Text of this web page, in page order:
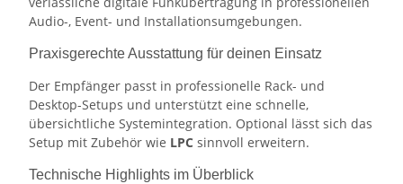
Audio-, Event- und Installationsumgebungen.
Praxisgerechte Ausstattung für deinen Einsatz
Der Empfänger passt in professionelle Rack- und
Desktop-Setups und unterstützt eine schnelle,
übersichtliche Systemintegration. Optional lässt sich das
Setup mit Zubehör wie LPC sinnvoll erweitern.
Technische Highlights im Überblick